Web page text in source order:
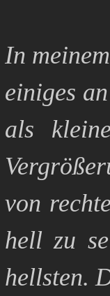
In
einiges
als
von
hell zu
hellsten.